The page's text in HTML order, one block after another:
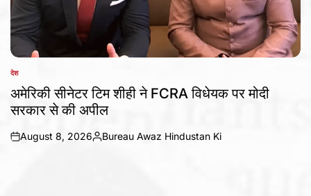
POSTED
IN
देश
अमेरिकी सीनेटर टिम शीही ने FCRA विधेयक पर मोदी
सरकार से की अपील
on
August 8, 2026
Posted
Bureau Awaz Hindustan Ki